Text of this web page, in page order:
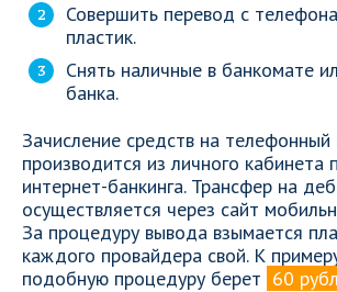
Совершить перевод с
пластик.
Снять наличные в банкомате
банка.
Зачисление средств на
производится из личного кабинета
интернет-банкинга. Трансфер на
осуществляется через сайт
За процедуру вывода взымается
каждого провайдера свой. К
подобную процедуру берет 60